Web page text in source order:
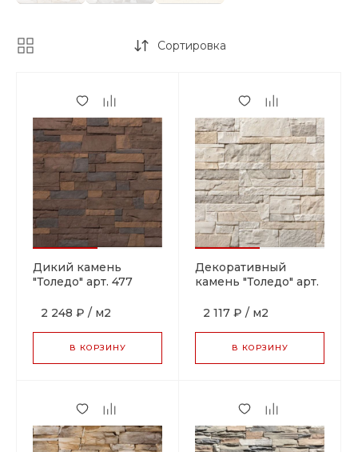
Сортировка
Дикий камень
"Толедо" арт. 477
2 248 ₽ / м2
В КОРЗИНУ
Декоративный
камень "Толедо" арт.
2 117 ₽ / м2
В КОРЗИНУ